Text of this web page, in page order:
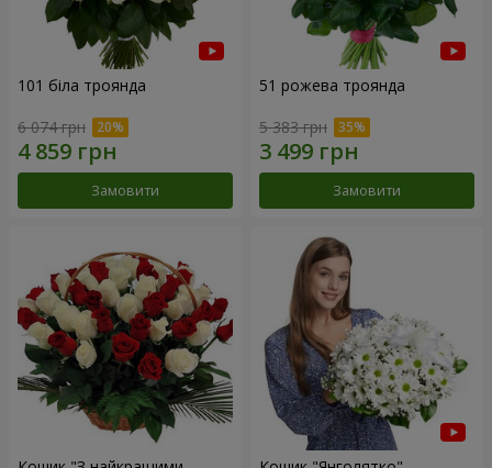
101 біла троянда
6 074 грн
Замовити
51 рожева троянда
5 383 грн
Замовити